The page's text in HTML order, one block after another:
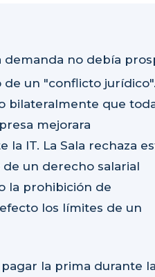
no debía
un "conflicto jurídico".
bilateralmente que
mejorara
IT. La Sala rechaza
un derecho salarial
la prohibición de
los límites de un
la prima durante